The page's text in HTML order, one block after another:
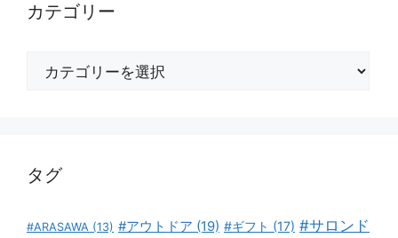
カテゴリー
タグ
#ARASAWA (13) #アウトドア (19) #ギフト (17) #サロンド